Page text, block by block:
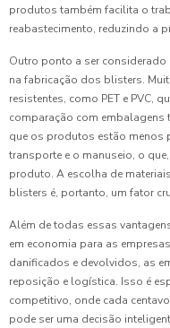
produtos também facilita o
reabastecimento, reduzindo a
Outro ponto a ser
na fabricação dos blisters.
resistentes, como PET e PVC,
comparação com
que os produtos estão menos
transporte e o manuseio, o
produto. A escolha de
blisters é, portanto, um fator
Além de todas essas
em economia para as
danificados e devolvidos, as
reposição e logística. Isso é
competitivo, onde cada
pode ser uma decisão